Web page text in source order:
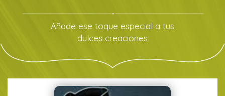
Añade ese toque especial a tus
dulces creaciones